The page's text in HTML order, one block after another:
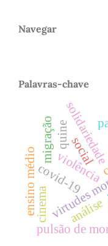
Navegar
Palavras-chave
violência
virtudes
pulsão de
covid-19
análise
ensino médio social
quine
migração
cinema